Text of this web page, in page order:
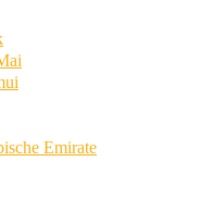
Emirate